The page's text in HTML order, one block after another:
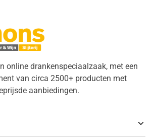
online drankenspeciaalzaak, met een
van circa 2500+ producten met
aanbiedingen.